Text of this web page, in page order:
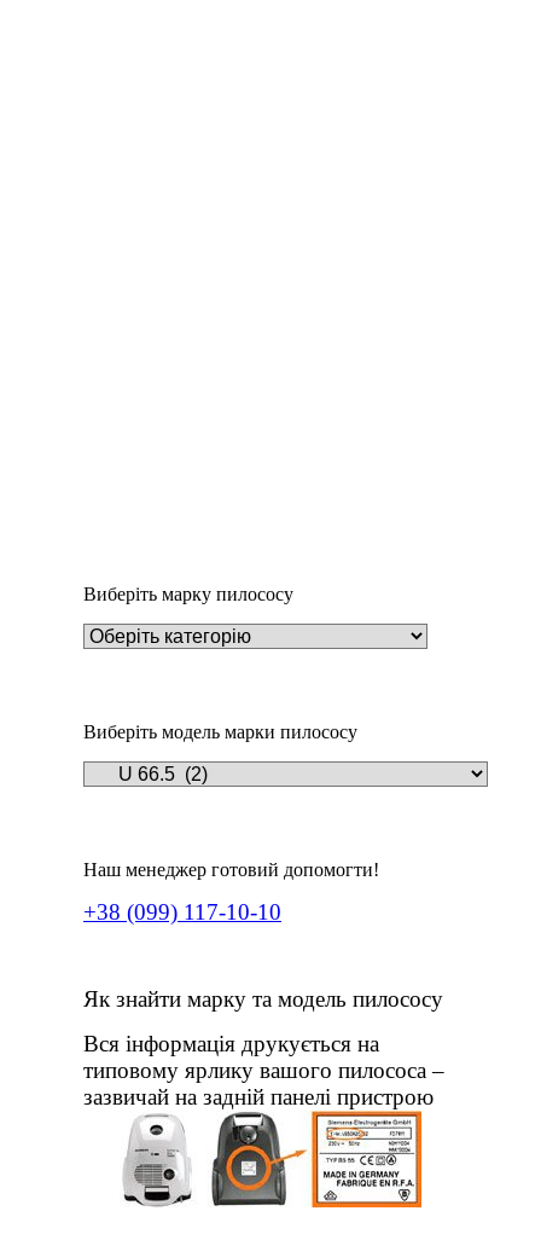
Виберіть марку пилососу
Виберіть модель марки пилососу
Наш менеджер готовий допомогти!
+38 (099) 117-10-10
Як знайти марку та модель пилососу
Вся інформація друкується на
типовому ярлику вашого пилососа –
зазвичай на задній панелі пристрою